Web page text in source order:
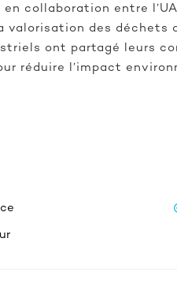
collaboration entre
valorisation des
ont partagé leurs
réduire l’impact